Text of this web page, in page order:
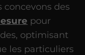
concevons des
pour
optimisant
les particuliers